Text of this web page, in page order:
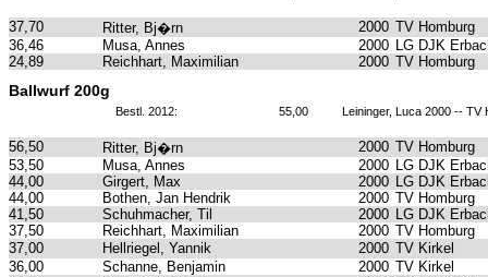
37,70 Ritter, Bj�rn 2000 TV Homburg
36,46
Musa, Annes 2000 LG DJK
24,89
Reichhart, Maximilian 2000 TV Homburg
Ballwurf 200g
Bestl. 2012: 55,00 Leininger, Luca 2000 -- TV
56,50 Ritter, Bj�rn 2000 TV Homburg
53,50
Musa, Annes 2000 LG DJK
44,00
Girgert, Max 2000 LG DJK
44,00
Bothen, Jan Hendrik 2000 TV Homburg
41,50
Schuhmacher, Til 2000 LG DJK
37,50
Reichhart, Maximilian 2000 TV Homburg
37,00
Hellriegel, Yannik 2000 TV Kirkel
36,00
Schanne, Benjamin 2000 TV Kirkel